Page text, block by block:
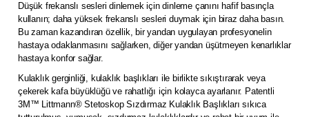
Düşük frekanslı sesleri dinlemek için dinleme çanını hafif basınçla
kullanın; daha yüksek frekanslı sesleri duymak için biraz daha basın.
Bu zaman kazandıran özellik, bir yandan uygulayan profesyonelin
hastaya odaklanmasını sağlarken, diğer yandan üşütmeyen kenarlıklar
hastaya konfor sağlar.
Kulaklık gerginliği, kulaklık başlıkları ile birlikte sıkıştırarak veya
çekerek kafa büyüklüğü ve rahatlığı için kolayca ayarlanır. Patentli
3M™ Littmann® Stetoskop Sızdırmaz Kulaklık Başlıkları sıkıca